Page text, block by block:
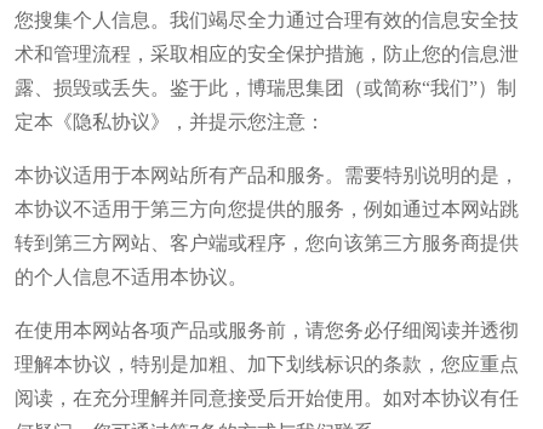
您搜集个人信息。我们竭尽全力通过合理有效的信息安全技
术和管理流程，采取相应的安全保护措施，防止您的信息泄
露、损毁或丢失。鉴于此，博瑞思集团（或简称“我们”）制
定本《隐私协议》，并提示您注意：
本协议适用于本网站所有产品和服务。需要特别说明的是，
本协议不适用于第三方向您提供的服务，例如通过本网站跳
转到第三方网站、客户端或程序，您向该第三方服务商提供
的个人信息不适用本协议。
在使用本网站各项产品或服务前，请您务必仔细阅读并透彻
理解本协议，特别是加粗、加下划线标识的条款，您应重点
阅读，在充分理解并同意接受后开始使用。如对本协议有任